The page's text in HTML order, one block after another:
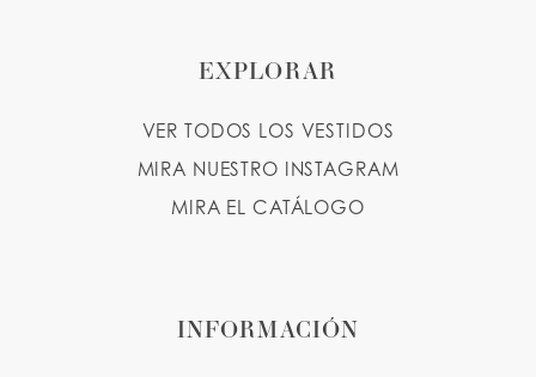
EXPLORAR
VER TODOS LOS VESTIDOS
MIRA NUESTRO INSTAGRAM
MIRA EL CATÁLOGO
INFORMACIÓN